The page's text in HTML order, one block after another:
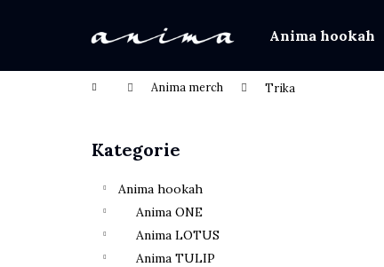
Anima hookah
Domů Anima merch Trika
Přeskočit kategorie
Kategorie
Anima hookah
Anima ONE
Anima LOTUS
Anima TULIP
Zpět
do
Zpět
do